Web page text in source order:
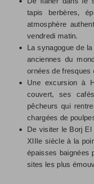
tapis berbères,
atmosphère
vendredi matin.
La synagogue de
anciennes du
ornées de fresques
Une excursion à
couvert, ses
pêcheurs qui
chargées de
De visiter le Borj
XIIIe siècle à la
épaisses baignées
sites les plus